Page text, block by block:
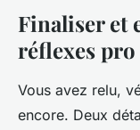
Finaliser et
réflexes pro
Vous avez relu,
encore. Deux